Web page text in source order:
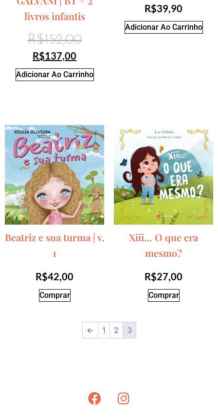
livros infantis
R$152,00
R$137,00
Adicionar Ao Carrinho
R$39,90
Adicionar Ao Carrinho
Beatriz e sua turma | v.
1
R$42,00
Comprar
Xiii… O que era
mesmo?
R$27,00
Comprar
← 1 2 3